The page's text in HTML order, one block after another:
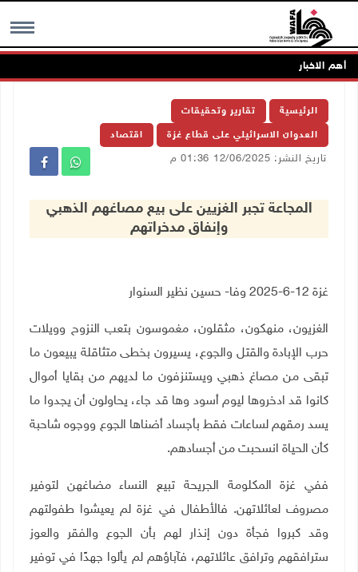
MENU أهم الاخبار
الرئيسية تقارير وتحقيقات
العدوان الاسرائيلي على قطاع غزة اقتصاد
تاريخ النشر: 12/06/2025 01:36 م
المجاعة تجبر الغزيين على بيع مصاغهم الذهبي
وإنفاق مدخراتهم
غزة 12-6-2025 وفا- حسين نظير السنوار
الغزيون، منهكون، مثقلون، مغموسون بتعب النزوح وويلات
حرب الإبادة والقتل والجوع، يسيرون بخطى متثاقلة يبيعون ما
تبقى من مصاغ ذهبي ويستنزفون ما لديهم من بقايا أموال
كانوا قد ادخروها ليوم أسود وها قد جاء، يحاولون أن يجدوا ما
يسد رمقهم لساعات فقط بأجساد أضناها الجوع ووجوه شاحبة
كأن الحياة انسحبت من أجسادهم.
ففي غزة المكلومة الجريحة تبيع النساء مضاغهن لتوفير
مصروف لعائلاتهن. فالأطفال في غزة لم يعيشوا طفولتهم
وقد كبروا فجأة دون إنذار لهم بأن الجوع والفقر والعوز
سترافقهم وترافق عائلاتهم، فآباؤهم لم يألوا جهدًا في توفير